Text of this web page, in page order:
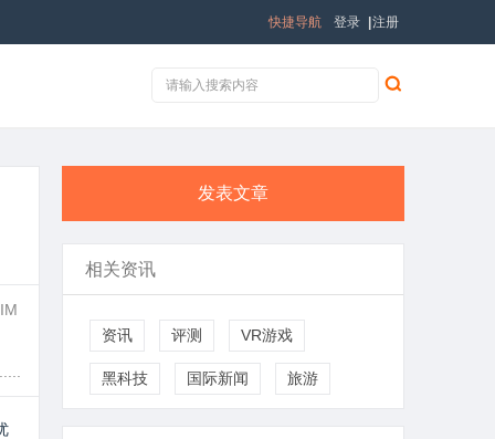
登录 注册
快捷导航
发表文章
相关资讯
资讯 评测 VR游戏
黑科技 国际新闻 旅游